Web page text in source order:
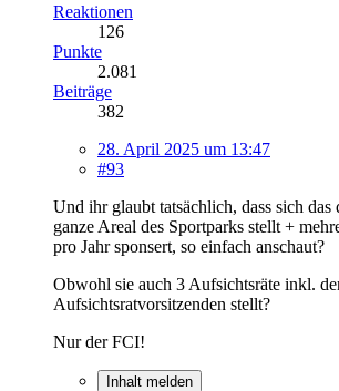
Reaktionen
126
Punkte
2.081
Beiträge
382
28. April 2025 um 13:47
#93
Und ihr glaubt tatsächlich, dass sich das
ganze Areal des Sportparks stellt +
pro Jahr sponsert, so einfach anschaut?
Obwohl sie auch 3 Aufsichtsräte inkl.
Aufsichtsratvorsitzenden stellt?
Nur der FCI!
Inhalt melden